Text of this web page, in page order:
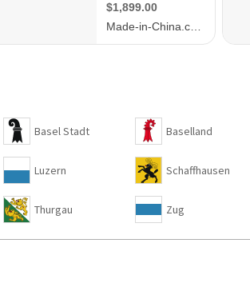
Basel Stadt Baselland
Luzern Schaffhausen
Thurgau Zug